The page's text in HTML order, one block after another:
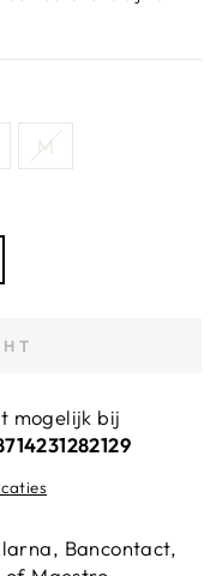
M
mogelijk bij
Bancontact,